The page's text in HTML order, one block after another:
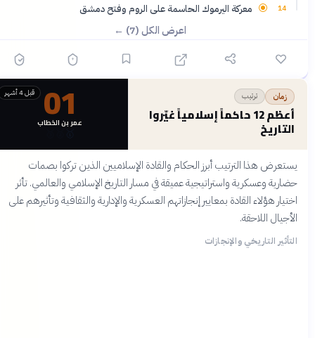
معركة اليرموك الحاسمة على الروم وفتح دمشق
اعرض الكل (7) ←
زمان ترتيب
أعظم 12 حاكماً إسلامياً غيّروا
التاريخ
قبل 4 أشهر 01
عمر بن الخطاب
يستعرض هذا الترتيب أبرز الحكام والقادة الإسلاميين الذين تركوا بصمات
حضارية وعسكرية واستراتيجية عميقة في مسار التاريخ الإسلامي والعالمي. تأثر
اختيار هؤلاء القادة بمعايير إنجازاتهم العسكرية والإدارية والثقافية وتأثيرهم على
الأجيال اللاحقة.
التأثير التاريخي والإنجازات